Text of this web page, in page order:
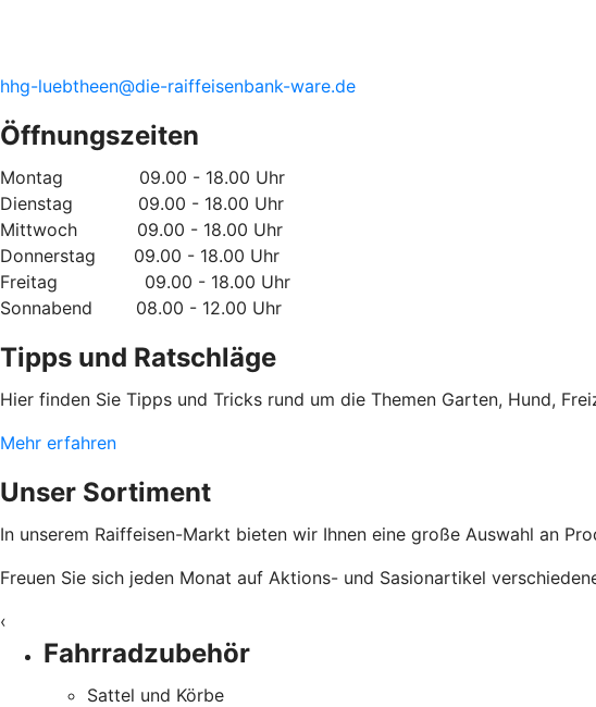
hhg-luebtheen@die-raiffeisenbank-ware.de
Öffnungszeiten
Montag 09.00 - 18.00 Uhr
Dienstag 09.00 - 18.00 Uhr
Mittwoch 09.00 - 18.00 Uhr
Donnerstag 09.00 - 18.00 Uhr
Freitag 09.00 - 18.00 Uhr
Sonnabend 08.00 - 12.00 Uhr
Tipps und Ratschläge
Hier finden Sie Tipps und Tricks rund um die Themen Garten, Hund,
Mehr erfahren
Unser Sortiment
In unserem Raiffeisen-Markt bieten wir Ihnen eine große Auswahl an
Freuen Sie sich jeden Monat auf Aktions- und Sasionartikel
‹
Fahrradzubehör
Sattel und Körbe